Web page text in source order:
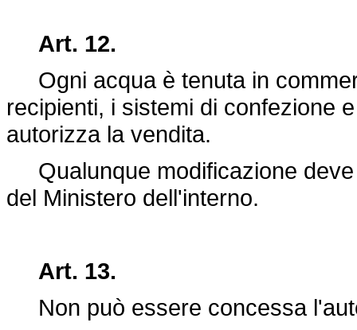
Art. 12.
Ogni acqua è tenuta in
recipienti, i sistemi di confezione
autorizza la vendita.
Qualunque modificazione
del Ministero dell'interno.
Art. 13.
Non può essere concessa